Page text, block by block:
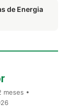
de Energia
meses •